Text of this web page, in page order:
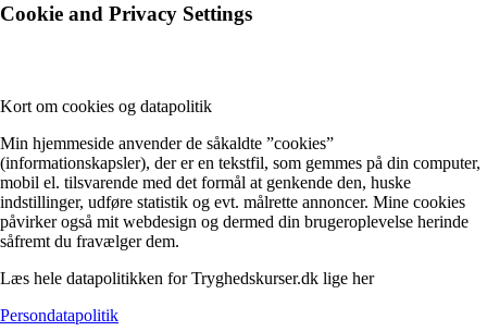
Cookie and Privacy Settings
Kort om cookies og datapolitik
Min hjemmeside anvender de såkaldte ”cookies”
(informationskapsler), der er en tekstfil, som gemmes på din computer,
mobil el. tilsvarende med det formål at genkende den, huske
indstillinger, udføre statistik og evt. målrette annoncer. Mine cookies
påvirker også mit webdesign og dermed din brugeroplevelse herinde
såfremt du fravælger dem.
Læs hele datapolitikken for Tryghedskurser.dk lige her
Persondatapolitik